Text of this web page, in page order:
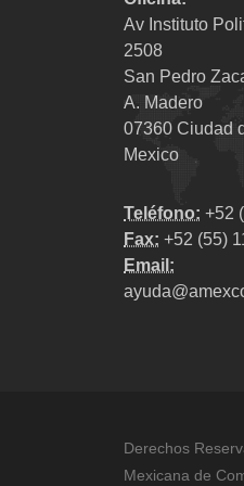
Av Instituto
2508
San Pedro
A. Madero
07360 Ciudad
Mexico
Teléfono: +52
Fax: +52 (55)
Email:
Derechos
Mexicana de